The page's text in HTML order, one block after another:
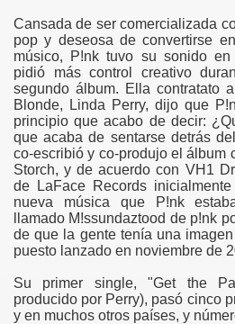
Cansada de ser comercializada
pop y deseosa de convertirse
músico, P!nk tuvo su sonido
pidió más control creativo
segundo álbum. Ella contratato
Blonde, Linda Perry, dijo que
principio que acabo de decir:
que acaba de sentarse detrás
co-escribió y co-produjo el álbum
Storch, y de acuerdo con VH1
de LaFace Records
nueva música que P!nk
llamado M!ssundaztood de p!nk
de que la gente tenía una
puesto lanzado en noviembre de
Su primer single, "Get the
producido por Perry), pasó cinco
y en muchos otros países, y